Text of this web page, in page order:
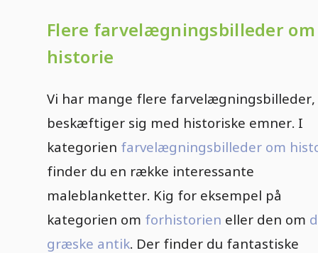
Flere farvelægningsbilleder om
historie
Vi har mange flere
beskæftiger sig med historiske emner. I
kategorien farvelægningsbilleder om
finder du en række interessante
maleblanketter. Kig for eksempel på
kategorien om forhistorien eller den om
græske antik. Der finder du fantastiske